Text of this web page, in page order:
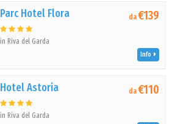
Parc Hotel Flora
in Riva del Garda
da€139
Info
Hotel Astoria
in Riva del Garda
da€110